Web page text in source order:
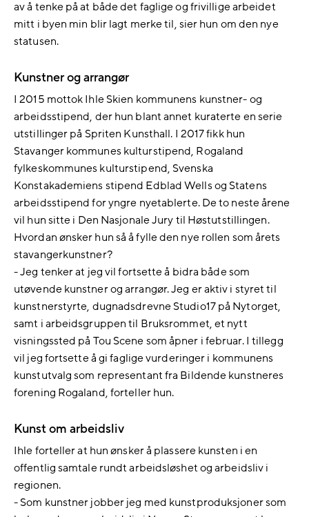
av å tenke på at både det faglige og frivillige arbeidet
mitt i byen min blir lagt merke til, sier hun om den nye
statusen.
Kunstner og arrangør
I 2015 mottok Ihle Skien kommunens kunstner- og
arbeidsstipend, der hun blant annet kuraterte en serie
utstillinger på Spriten Kunsthall. I 2017 fikk hun
Stavanger kommunes kulturstipend, Rogaland
fylkeskommunes kulturstipend, Svenska
Konstakademiens stipend Edblad Wells og Statens
arbeidsstipend for yngre nyetablerte. De to neste årene
vil hun sitte i Den Nasjonale Jury til Høstutstillingen.
Hvordan ønsker hun så å fylle den nye rollen som årets
stavangerkunstner?
- Jeg tenker at jeg vil fortsette å bidra både som
utøvende kunstner og arrangør. Jeg er aktiv i styret til
kunstnerstyrte, dugnadsdrevne Studio17 på Nytorget,
samt i arbeidsgruppen til Bruksrommet, et nytt
visningssted på Tou Scene som åpner i februar. I tillegg
vil jeg fortsette å gi faglige vurderinger i kommunens
kunstutvalg som representant fra Bildende kunstneres
forening Rogaland, forteller hun.
Kunst om arbeidsliv
Ihle forteller at hun ønsker å plassere kunsten i en
offentlig samtale rundt arbeidsløshet og arbeidsliv i
regionen.
- Som kunstner jobber jeg med kunstproduksjoner som